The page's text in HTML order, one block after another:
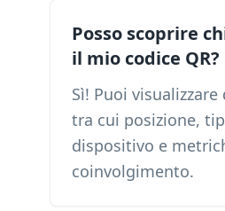
Posso scoprire
il mio codice QR?
Sì! Puoi
tra cui posizione,
dispositivo e
coinvolgimento.